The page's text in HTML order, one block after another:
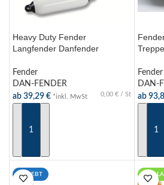
Heavy Duty Fender
Langfender Danfender
Farben und Größen
Fender
DAN-FENDER
ab 39,29 € *inkl. MwSt 0,00 €/ St
Fender
DAN-
ab
BELIEBT AUF